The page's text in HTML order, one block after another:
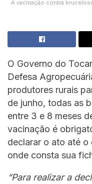
A vacinação contra
O Governo do
Defesa
produtores rurais
de junho, todas as
entre 3 e 8 meses
vacinação é
declarar o ato até o
onde consta sua
“Para realizar a